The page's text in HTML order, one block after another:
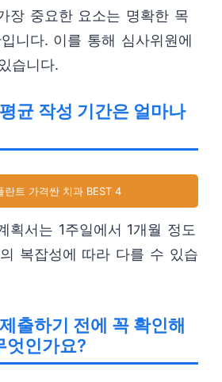
장 중요한 요소는 명확한 목
니다. 이를 통해 심사위원에
습니다.
균 작성 기간은 얼마나
란트 가격싼 치과 BEST 4
획서는 1주일에서 1개월 정도
복잡성에 따라 다를 수 있습
출하기 전에 꼭 확인해
엇인가요?